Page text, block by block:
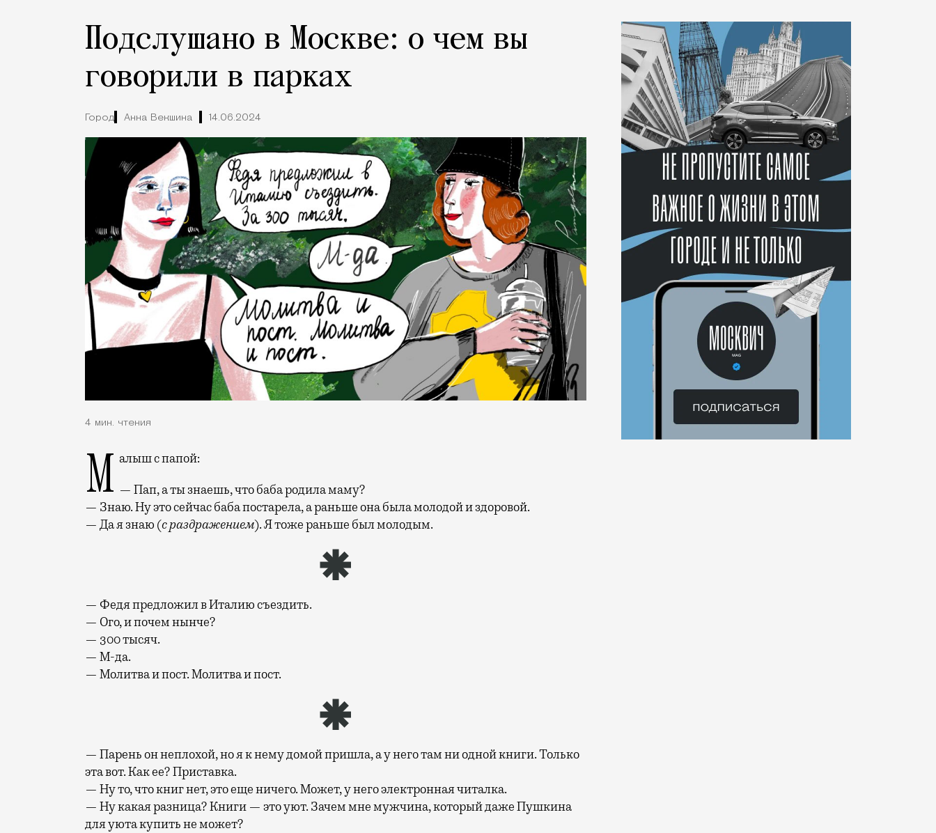
Подслушано в Москве: о чем вы
говорили в парках
Город Анна Векшина 14.06.2024
4 мин. чтения
Малыш с папой:
— Пап, а ты знаешь, что баба родила маму?
— Знаю. Ну это сейчас баба постарела, а раньше она была молодой и здоровой.
— Да я знаю (с раздражением). Я тоже раньше был молодым.
— Федя предложил в Италию съездить.
— Ого, и почем нынче?
— 300 тысяч.
— М-да.
— Молитва и пост. Молитва и пост.
— Парень он неплохой, но я к нему домой пришла, а у него там ни одной книги. Только
эта вот. Как ее? Приставка.
— Ну то, что книг нет, это еще ничего. Может, у него электронная читалка.
— Ну какая разница? Книги — это уют. Зачем мне мужчина, который даже Пушкина
для уюта купить не может?